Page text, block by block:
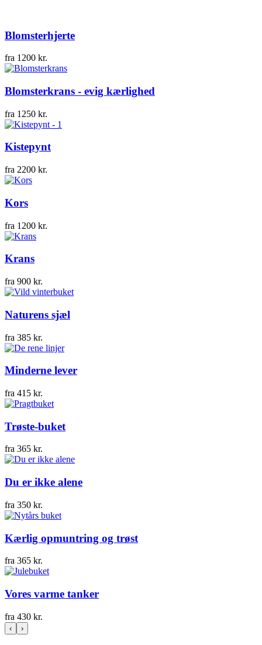
Blomsterhjerte
fra 1200 kr.
Blomsterkrans - evig kærlighed
fra 1250 kr.
Kistepynt
fra 2200 kr.
Kors
fra 1200 kr.
Krans
fra 900 kr.
Naturens sjæl
fra 385 kr.
Minderne lever
fra 415 kr.
Trøste-buket
fra 365 kr.
Du er ikke alene
fra 350 kr.
Kærlig opmuntring og trøst
fra 365 kr.
Vores varme tanker
fra 430 kr.
‹ ›